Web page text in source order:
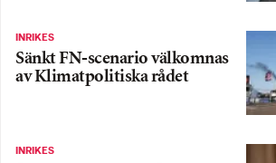
INRIKES
Sänkt FN-scenario välkomnas
av Klimatpolitiska rådet
INRIKES